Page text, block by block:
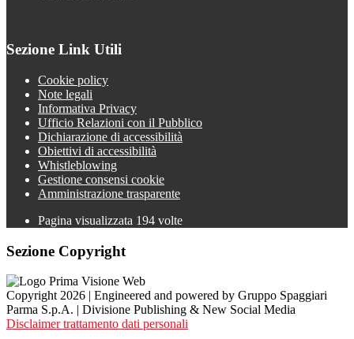
Sezione Link Utili
Cookie policy
Note legali
Informativa Privacy
Ufficio Relazioni con il Pubblico
Dichiarazione di accessibilità
Obiettivi di accessibilità
Whistleblowing
Gestione consensi cookie
Amministrazione trasparente
Pagina visualizzata 194 volte
Sezione Copyright
Copyright 2026 | Engineered and powered by Gruppo Spaggiari
Parma S.p.A. | Divisione Publishing & New Social Media
Disclaimer trattamento dati personali